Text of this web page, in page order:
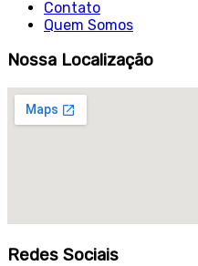
Contato
Quem Somos
Nossa Localização
Redes Sociais